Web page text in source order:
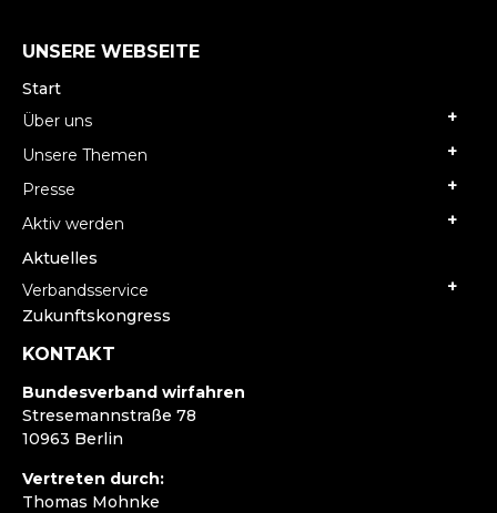
UNSERE WEBSEITE
Start
Über uns
Unsere Themen
Presse
Aktiv werden
Aktuelles
Verbandsservice
Zukunftskongress
KONTAKT
Bundesverband wirfahren
Stresemannstraße 78
10963 Berlin
Vertreten durch:
Thomas Mohnke